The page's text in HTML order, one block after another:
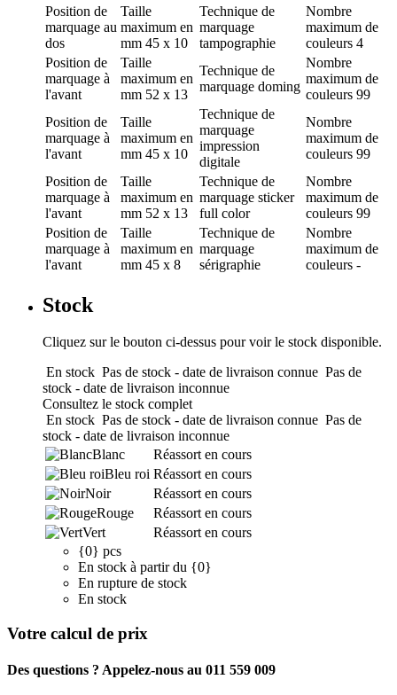
Position de
marquage au
dos
Taille
maximum en
mm 45 x 10
Technique de
marquage
tampographie
Nombre
maximum de
couleurs 4
Position de
marquage à
l'avant
Taille
maximum en
mm 52 x 13
Technique de
marquage doming
Nombre
maximum de
couleurs 99
Position de
marquage à
l'avant
Taille
maximum en
mm 45 x 10
Technique de
marquage
impression
digitale
Nombre
maximum de
couleurs 99
Position de
marquage à
l'avant
Taille
maximum en
mm 52 x 13
Technique de
marquage sticker
full color
Nombre
maximum de
couleurs 99
Position de
marquage à
l'avant
Taille
maximum en
mm 45 x 8
Technique de
marquage
sérigraphie
Nombre
maximum de
couleurs -
Stock
Cliquez sur le bouton ci-dessus pour voir le stock disponible.
En stock Pas de stock - date de livraison connue Pas de
stock - date de livraison inconnue
Consultez le stock complet
En stock Pas de stock - date de livraison connue Pas de
stock - date de livraison inconnue
Blanc
Réassort en cours
Bleu roi Réassort en cours
Noir
Réassort en cours
Rouge
Réassort en cours
Vert
Réassort en cours
{0} pcs
En stock à partir du {0}
En rupture de stock
En stock
Votre calcul de prix
Des questions ? Appelez-nous au 011 559 009